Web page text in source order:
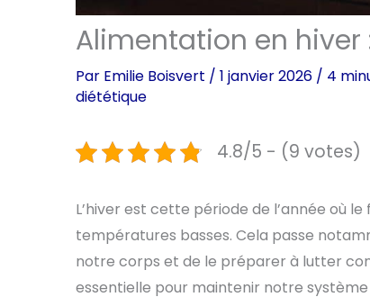
Alimentation en
Par Emilie Boisvert / 1 janvier 2026 / 4
diététique
4.8/5 - (9 votes)
L’hiver est cette période de l’année où
températures basses. Cela passe
notre corps et de le préparer à lutter
essentielle pour maintenir notre